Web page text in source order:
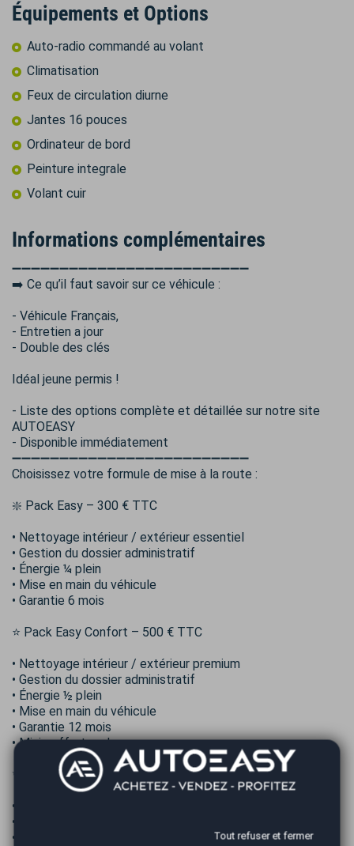
Équipements et Options
Auto-radio commandé au volant
Climatisation
Feux de circulation diurne
Jantes 16 pouces
Ordinateur de bord
Peinture integrale
Volant cuir
Informations complémentaires
➖➖➖➖➖➖➖➖➖➖➖➖➖➖➖➖➖➖➖➖➖➖➖➖➖
➡️ Ce qu’il faut savoir sur ce véhicule :
- Véhicule Français,
- Entretien a jour
- Double des clés
Idéal jeune permis !
- Liste des options complète et détaillée sur notre site
AUTOEASY
- Disponible immédiatement
➖➖➖➖➖➖➖➖➖➖➖➖➖➖➖➖➖➖➖➖➖➖➖➖➖
Choisissez votre formule de mise à la route :
❇️ Pack Easy – 300 € TTC
• Nettoyage intérieur / extérieur essentiel
• Gestion du dossier administratif
• Énergie ¼ plein
• Mise en main du véhicule
• Garantie 6 mois
⭐ Pack Easy Confort – 500 € TTC
• Nettoyage intérieur / extérieur premium
• Gestion du dossier administratif
• Énergie ½ plein
• Mise en main du véhicule
• Garantie 12 mois
• Mini coffret cadeau
✨ Pack Easy Premium – 1000 € TTC
• Nettoyage intérieur / extérieur prestige
• Gestion du dossier administratif
• Énergie plein complet
Tout refuser et fermer